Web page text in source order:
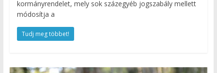
kormányrendelet, mely sok százegyéb jogszabály mellett
módosítja a
Tudj meg többet!